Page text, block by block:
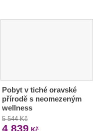
Pobyt v tiché oravské
přírodě s neomezeným
wellness
5 544 Kč
4 839